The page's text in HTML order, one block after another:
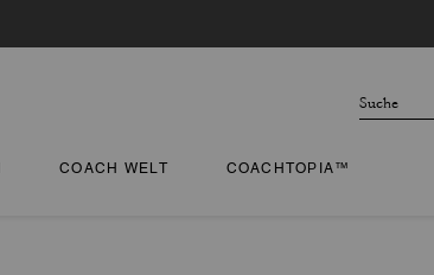
COACH WELT COACHTOPIA™